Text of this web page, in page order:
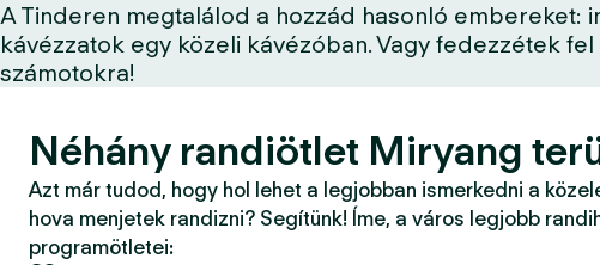
a
l
A Tinderen megtalálod a hozzád hasonló embereket:
kávézzatok egy közeli kávézóban. Vagy fedezzétek
számotokra!
Néhány randiötlet Miryang
Azt már tudod, hogy hol lehet a legjobban ismerkedni a
hova menjetek randizni? Segítünk! Íme, a város legjobb
programötletei: